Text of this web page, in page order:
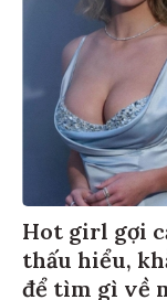
Hot girl gợi
thấu hiểu,
để tìm gì về